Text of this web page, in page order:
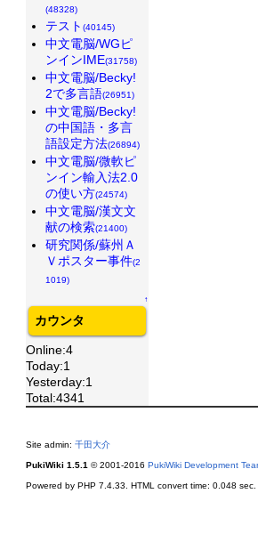
(48328)
テスト (40145)
中文電脳/WGピ
ンインIME(31758)
中文電脳/Becky!
2で多言語(26951)
中文電脳/Becky!
の中国語・多言
語設定方法(26894)
中文電脳/微軟ピ
ンイン輸入法2.0
の使い方(24574)
中文電脳/漢文文
献の検索(21400)
研究関係/蘇州Ａ
Ｖポスター事件(2
1019)
↑
カウンタ
Online:4
Today:1
Yesterday:1
Total:4341
Site admin: 千田大介
PukiWiki 1.5.1 © 2001-2016 PukiWiki Development
Powered by PHP 7.4.33. HTML convert time: 0.048 sec.